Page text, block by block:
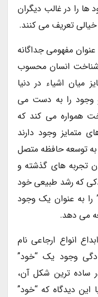
را در غالب دیگران
تعریف می کنند.
مفهومی جداگانه
انسان محسوب
میان اشیاء در دنیا
وجود را به دست می
همواره می کند که
متمایز وجود دارند
توسعه حافظه متصل
تجربه های گذشته و
یک کودکی که رشد طبیعی خود
به عنوان یک وجود
می دهد.
انواع ارجاعی نام
وجود یک “خود”
ساده ترین شکل آن،
دیدگاه که “خود”